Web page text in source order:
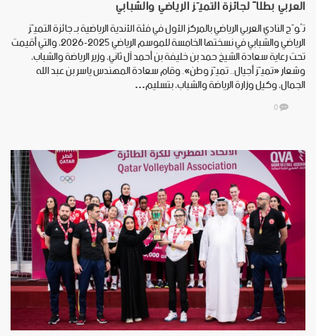
العربي بطلاً لجائزة التميّز الرياضي والشبابي
تُوّج النادي العربي الرياضي بالمركز الأول في فئة الأندية الرياضية بـ جائزة التميّز
الرياضي والشبابي في نسختها الخامسة للموسم الرياضي 2025-2026، والتي أقيمت
تحت رعاية سعادة الشيخ حمد بن خليفة بن أحمد آل ثاني، وزير الرياضة والشباب،
وشعار «تميّز أجيال.. تميّز وطن». وقام سعادة المهندس ياسر بن عبد الله
الجمال، وكيل وزارة الرياضة والشباب، بتسليم…
0